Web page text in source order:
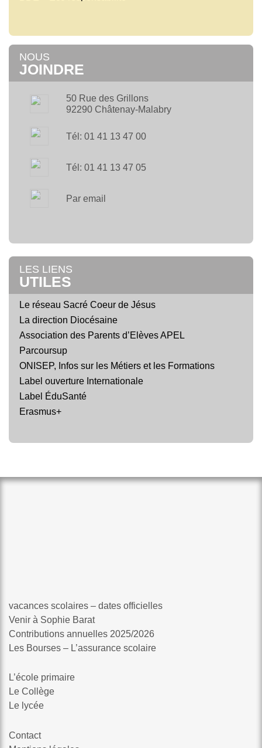
NOUS
JOINDRE
50 Rue des Grillons
92290 Châtenay-Malabry
Tél: 01 41 13 47 00
Tél: 01 41 13 47 05
Par email
LES LIENS
UTILES
Le réseau Sacré Coeur de Jésus
La direction Diocésaine
Association des Parents d’Elèves APEL
Parcoursup
ONISEP, Infos sur les Métiers et les Formations
Label ouverture Internationale
Label ÉduSanté
Erasmus+
vacances scolaires – dates officielles
Venir à Sophie Barat
Contributions annuelles 2025/2026
Les Bourses – L’assurance scolaire
L’école primaire
Le Collège
Le lycée
Contact